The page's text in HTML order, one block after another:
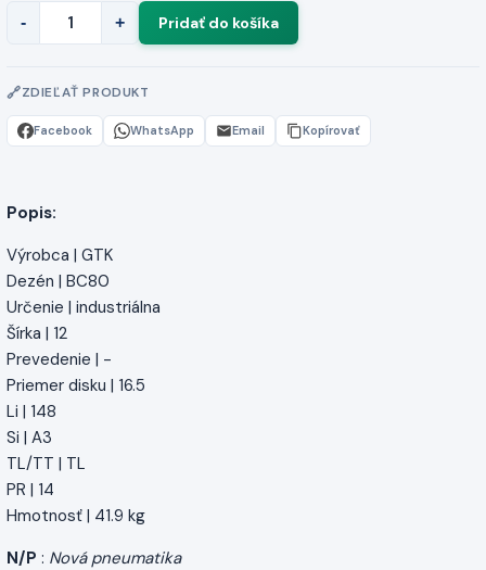
- +
ZDIEĽAŤ PRODUKT
Facebook WhatsApp Email Kopírovať
Popis:
Výrobca | GTK
Dezén | BC80
Určenie | industriálna
Šírka | 12
Prevedenie | -
Priemer disku | 16.5
Li | 148
Si | A3
TL/TT | TL
PR | 14
Hmotnosť | 41.9 kg
N/P : Nová pneumatika